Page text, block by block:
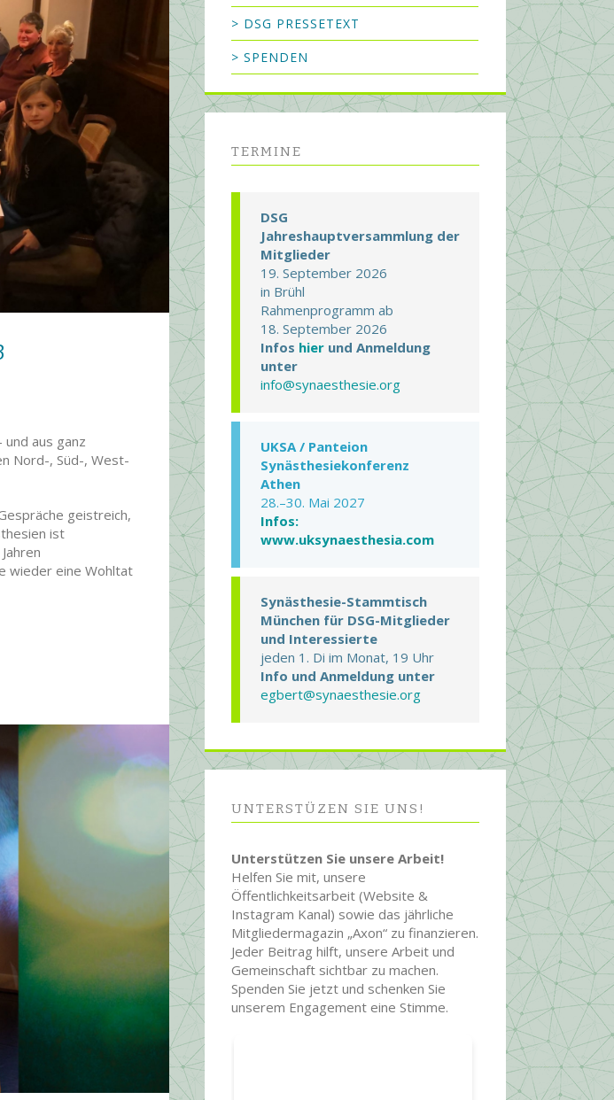
aus ganz
Nord-, Süd-, West-
geistreich,
ist
wieder eine Wohltat
> DSG PRESSETEXT
> SPENDEN
TERMINE
DSG
Jahreshauptversammlung der
Mitglieder
19. September 2026
in Brühl
Rahmenprogramm ab
18. September 2026
Infos hier und Anmeldung
unter
info@synaesthesie.org
UKSA / Panteion
Synästhesiekonferenz
Athen
28.–30. Mai 2027
Infos:
www.uksynaesthesia.com
Synästhesie-Stammtisch
München für DSG-Mitglieder
und Interessierte
jeden 1. Di im Monat, 19 Uhr
Info und Anmeldung unter
egbert@synaesthesie.org
UNTERSTÜZEN SIE UNS!
Unterstützen Sie unsere Arbeit!
Helfen Sie mit, unsere
Öffentlichkeitsarbeit (Website &
Instagram Kanal) sowie das jährliche
Mitgliedermagazin „Axon“ zu finanzieren.
Jeder Beitrag hilft, unsere Arbeit und
Gemeinschaft sichtbar zu machen.
Spenden Sie jetzt und schenken Sie
unserem Engagement eine Stimme.